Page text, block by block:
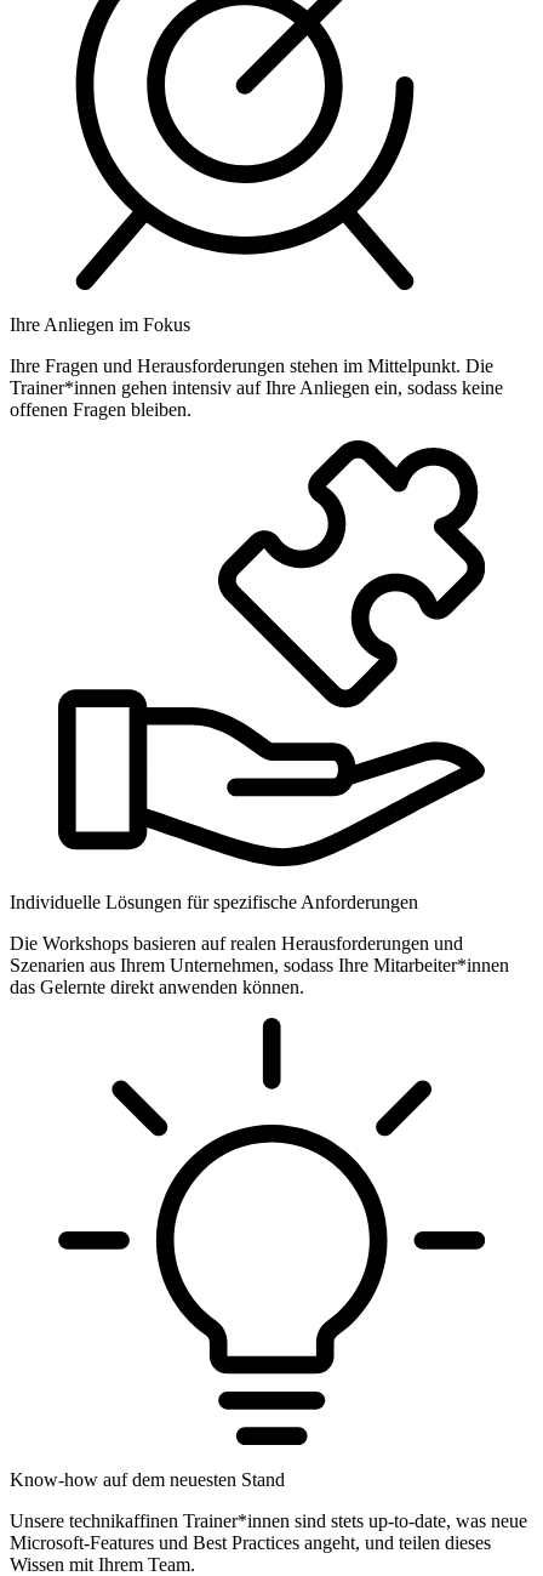
Ihre Anliegen im Fokus
Ihre Fragen und Herausforderungen stehen im Mittelpunkt. Die
Trainer*innen gehen intensiv auf Ihre Anliegen ein, sodass keine
offenen Fragen bleiben.
Individuelle Lösungen für spezifische Anforderungen
Die Workshops basieren auf realen Herausforderungen und
Szenarien aus Ihrem Unternehmen, sodass Ihre Mitarbeiter*innen
das Gelernte direkt anwenden können.
Know-how auf dem neuesten Stand
Unsere technikaffinen Trainer*innen sind stets up-to-date, was neue
Microsoft-Features und Best Practices angeht, und teilen dieses
Wissen mit Ihrem Team.